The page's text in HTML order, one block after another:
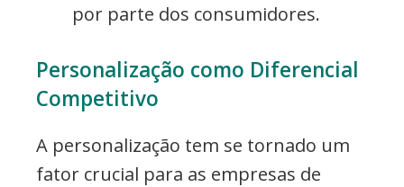
por parte dos consumidores.
Personalização como Diferencial
Competitivo
A personalização tem se tornado um
fator crucial para as empresas de